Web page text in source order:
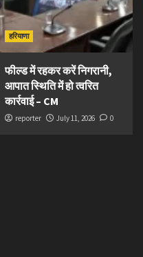
हरियाणा
फील्ड में रहकर करें निगरानी,
आपात स्थिति में हो त्वरित
कार्रवाई – CM
reporter July 11, 2026 0